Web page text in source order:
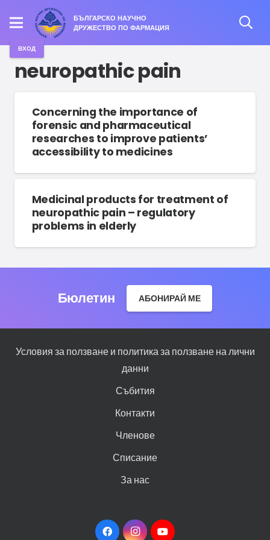
БЪЛГАРСКО НАУЧНО
ДРУЖЕСТВО ПО ФАРМАЦИЯ
ВХОД
neuropathic pain
Concerning the importance of
forensic and pharmaceutical
researches to improve patients’
accessibility to medicines
Medicinal products for treatment of
neuropathic pain – regulatory
problems in elderly
Бюлетин АБОНИРАЙ МЕ
Условия за ползване и политика за ползване на лични
данни
Събития
Контакти
Членове
Списание
За нас